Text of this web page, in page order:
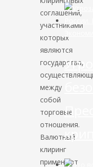
соглашений,
участниками
которых
являются
государства,
между
собой
торговые
отношения.
Валютный
клиринг
применяют